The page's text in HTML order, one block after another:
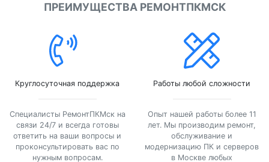
ПРЕИМУЩЕСТВА РЕМОНТПКМСК
Круглосуточная поддержка
Специалисты РемонтПКМск на
связи 24/7 и всегда готовы
ответить на ваши вопросы и
проконсультировать вас по
нужным вопросам.
Работы любой сложности
Опыт нашей работы более 11
лет. Мы производим ремонт,
обслуживание и
модернизацию ПК и серверов
в Москве любых